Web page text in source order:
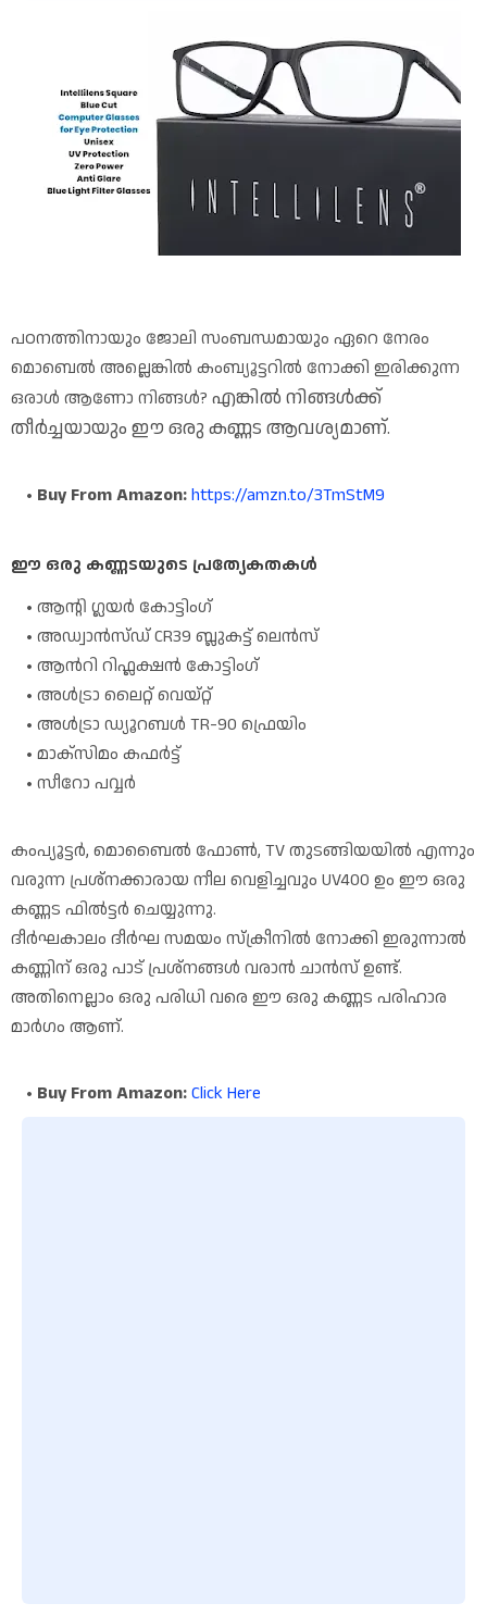
പഠനത്തിനായും ജോലി സംബന്ധമായും ഏറെ നേരം
മൊബെൽ അല്ലെങ്കിൽ കംബ്യൂട്ടറിൽ നോക്കി ഇരിക്കുന്ന
ഒരാൾ ആണോ നിങ്ങൾ? എങ്കിൽ നിങ്ങൾക്ക്
തീർച്ചയായും ഈ ഒരു കണ്ണട ആവശ്യമാണ്.
Buy From Amazon:https://amzn.to/3TmStM9
ഈ ഒരു കണ്ണടയുടെ പ്രത്യേകതകൾ
ആന്റി ഗ്ലയർ കോട്ടിംഗ്
അഡ്വാൻസ്ഡ് CR39 ബ്ലുകട്ട് ലെൻസ്
ആൻറി റിഫ്ലക്ഷൻ കോട്ടിംഗ്
അൾട്രാ ലൈറ്റ് വെയ്റ്റ്
അൾട്രാ ഡ്യൂറബൾ TR-90 ഫ്രെയിം
മാക്സിമം കഫർട്ട്
സീറോ പവ്വർ
കംപ്യൂട്ടർ, മൊബൈൽ ഫോൺ, TV തുടങ്ങിയയിൽ എന്നും
വരുന്ന പ്രശ്നക്കാരായ നീല വെളിച്ചവും UV400 ഉം ഈ ഒരു
കണ്ണട ഫിൽട്ടർ ചെയ്യുന്നു.
ദീർഘകാലം ദീർഘ സമയം സ്ക്രീനിൽ നോക്കി ഇരുന്നാൽ
കണ്ണിന് ഒരു പാട് പ്രശ്നങ്ങൾ വരാൻ ചാൻസ് ഉണ്ട്.
അതിനെല്ലാം ഒരു പരിധി വരെ ഈ ഒരു കണ്ണട പരിഹാര
മാർഗം ആണ്.
Buy From Amazon:Click Here